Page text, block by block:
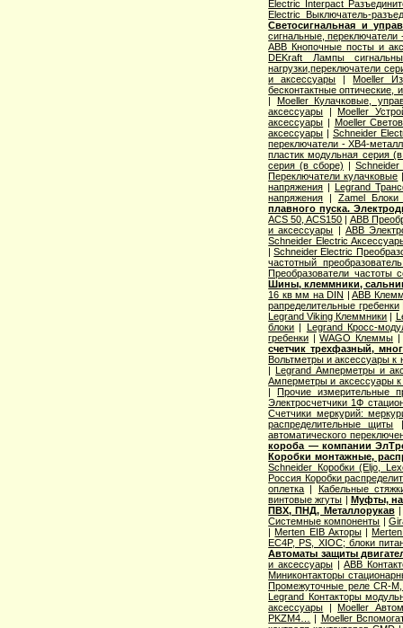
Electric Interpact
Electric Выключатель-
Светосигнальная и
сигнальные, переключатели
ABB Кнопочные посты и
DEKraft Лампы
нагрузки,переключатели
и аксессуары |Moeller
бесконтактные оптические,
| Moeller Кулачковые,
аксессуары |Moeller
аксессуары | Moeller
аксессуары | Schneider
переключатели - XB4-
пластик модульная серия
серия (в сборе) |
Переключатели кулачковые
напряжения | Legrand
напряжения | Zamel Блоки
плавного пуска.
ACS 50, ACS150 | ABB
и аксессуары | ABB
Schneider Electric
|Schneider Electric
частотный
Преобразователи частоты
Шины, клеммники,
16 кв мм на DIN |ABB
рапределительные гребенки
Legrand Viking Клеммники |
блоки | Legrand Кросс-
гребенки |WAGO Клеммы
счетчик трехфазный,
Вольтметры и аксессуары к
|Legrand Амперметры и
Амперметры и аксессуары
|Прочие измерительные
Электросчетчики 1Ф
Счетчики меркурий:
распределительные щиты
автоматического
короба — компании
Коробки монтажные,
Schneider Коробки (Eljo,
Россия Коробки
оплетка | Кабельные
винтовые жгуты | Муфты,
ПВХ, ПНД, Металлорукав
Системные компоненты |
|Merten EIB Акторы|
EC4P, PS, XIOC; блоки
Автоматы защиты
и аксессуары|ABB
Миниконтакторы
Промежуточные реле CR-
Legrand Контакторы
аксессуары |Moeller
PKZM4…
| Moeller